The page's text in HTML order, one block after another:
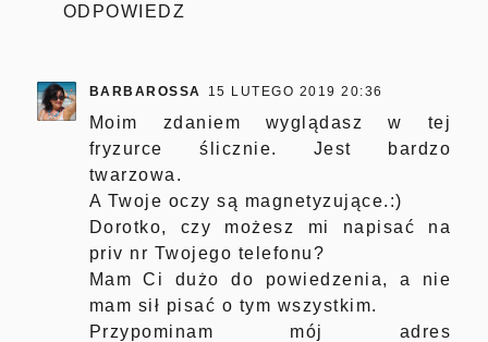
ODPOWIEDZ
BARBAROSSA 15 LUTEGO 2019 20:36
Moim zdaniem wyglądasz w tej
fryzurce ślicznie. Jest bardzo
twarzowa.
A Twoje oczy są magnetyzujące.:)
Dorotko, czy możesz mi napisać na
priv nr Twojego telefonu?
Mam Ci dużo do powiedzenia, a nie
mam sił pisać o tym wszystkim.
Przypominam mój adres